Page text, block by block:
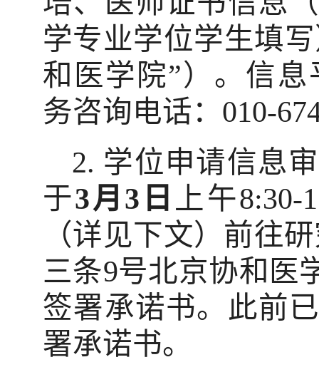
学专业学位学生填
和医学院”）。信
务咨询电话： 010-
2. 学位申请信息
于3月 3 日 上午8:30-
（详见下文）前往
三条9号北京协和医
签署承诺书。此前
署承诺书。